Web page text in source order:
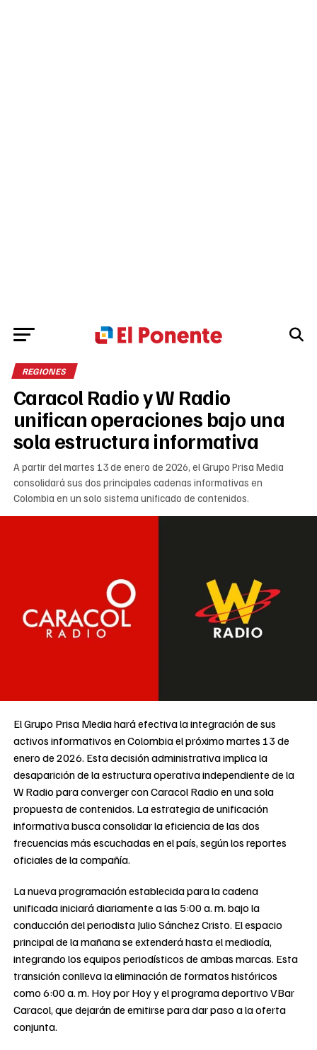
REGIONES
Caracol Radio y W Radio
unifican operaciones bajo una
sola estructura informativa
A partir del martes 13 de enero de 2026, el Grupo Prisa Media
consolidará sus dos principales cadenas informativas en
Colombia en un solo sistema unificado de contenidos.
El Grupo Prisa Media hará efectiva la integración de sus
activos informativos en Colombia el próximo martes 13 de
enero de 2026. Esta decisión administrativa implica la
desaparición de la estructura operativa independiente de la
W Radio para converger con Caracol Radio en una sola
propuesta de contenidos. La estrategia de unificación
informativa busca consolidar la eficiencia de las dos
frecuencias más escuchadas en el país, según los reportes
oficiales de la compañía.
La nueva programación establecida para la cadena
unificada iniciará diariamente a las 5:00 a. m. bajo la
conducción del periodista Julio Sánchez Cristo. El espacio
principal de la mañana se extenderá hasta el mediodía,
integrando los equipos periodísticos de ambas marcas. Esta
transición conlleva la eliminación de formatos históricos
como 6:00 a. m. Hoy por Hoy y el programa deportivo VBar
Caracol, que dejarán de emitirse para dar paso a la oferta
conjunta.